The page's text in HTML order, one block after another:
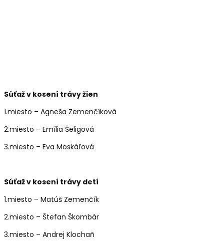
Súťaž v kosení trávy žien
1.miesto – Agneša Zemenčíková
2.miesto – Emília Šeligová
3.miesto – Eva Moskáľová
Súťaž v kosení trávy detí
1.miesto – Matúš Zemenčík
2.miesto – Štefan Škombár
3.miesto – Andrej Klochaň